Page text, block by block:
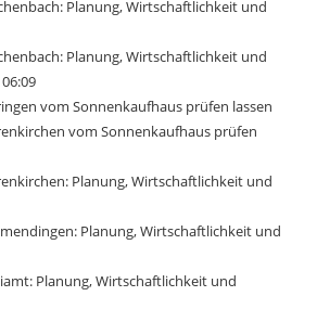
Planung, Wirtschaftlichkeit und
Planung, Wirtschaftlichkeit und
vom Sonnenkaufhaus prüfen lassen
vom Sonnenkaufhaus prüfen
Planung, Wirtschaftlichkeit und
Planung, Wirtschaftlichkeit und
Planung, Wirtschaftlichkeit und